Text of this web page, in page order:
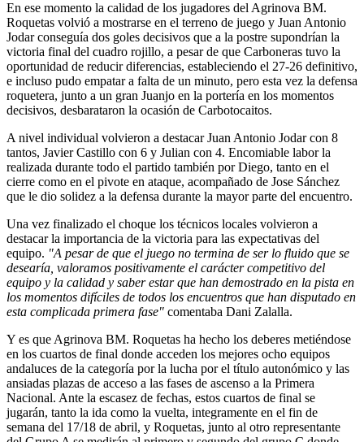
En ese momento la calidad de los jugadores del Agrinova BM.
Roquetas volvió a mostrarse en el terreno de juego y Juan Antonio
Jodar conseguía dos goles decisivos que a la postre supondrían la
victoria final del cuadro rojillo, a pesar de que Carboneras tuvo la
oportunidad de reducir diferencias, estableciendo el 27-26 definitivo,
e incluso pudo empatar a falta de un minuto, pero esta vez la defensa
roquetera, junto a un gran Juanjo en la portería en los momentos
decisivos, desbarataron la ocasión de Carbotocaitos.
A nivel individual volvieron a destacar Juan Antonio Jodar con 8
tantos, Javier Castillo con 6 y Julian con 4. Encomiable labor la
realizada durante todo el partido también por Diego, tanto en el
cierre como en el pivote en ataque, acompañado de Jose Sánchez
que le dio solidez a la defensa durante la mayor parte del encuentro.
Una vez finalizado el choque los técnicos locales volvieron a
destacar la importancia de la victoria para las expectativas del
equipo. "A pesar de que el juego no termina de ser lo fluido que se
desearía, valoramos positivamente el carácter competitivo del
equipo y la calidad y saber estar que han demostrado en la pista en
los momentos difíciles de todos los encuentros que han disputado en
esta complicada primera fase" comentaba Dani Zalalla.
Y es que Agrinova BM. Roquetas ha hecho los deberes metiéndose
en los cuartos de final donde acceden los mejores ocho equipos
andaluces de la categoría por la lucha por el título autonómico y las
ansiadas plazas de acceso a las fases de ascenso a la Primera
Nacional. Ante la escasez de fechas, estos cuartos de final se
jugarán, tanto la ida como la vuelta, integramente en el fin de
semana del 17/18 de abril, y Roquetas, junto al otro representante